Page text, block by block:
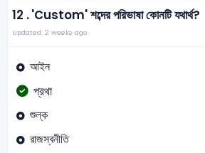
12 .'Custom' শব্দের পরিভাষা কোনটি যথার্থ?
Updated: 2 weeks ago
আইন
প্রথা
শুল্ক
রাজস্বনীতি